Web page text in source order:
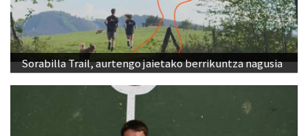
Sorabilla Trail, aurtengo jaietako berrikuntza nagusia